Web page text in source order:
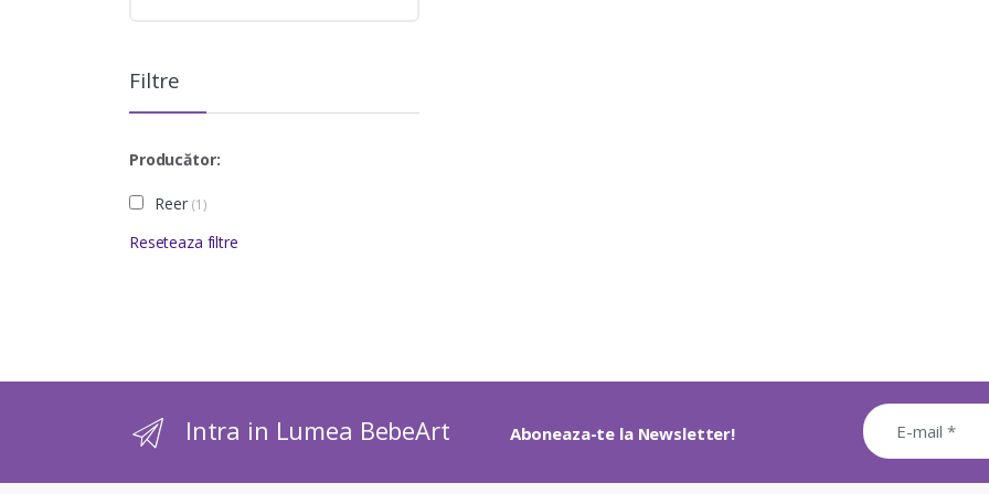
Filtre
Producător:
Reer (1)
Reseteaza filtre
Intra in Lumea BebeArt Aboneaza-te la Newsletter!